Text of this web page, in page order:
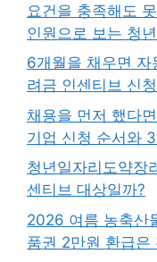
요건을 충족해도
인원으로 보는 청
6개월을 채우면 자
려금 인센티브 신
채용을 먼저 했다
기업 신청 순서와
청년일자리도약장
센티브 대상일까?
2026 여름 농축산
품권 2만원 환급은